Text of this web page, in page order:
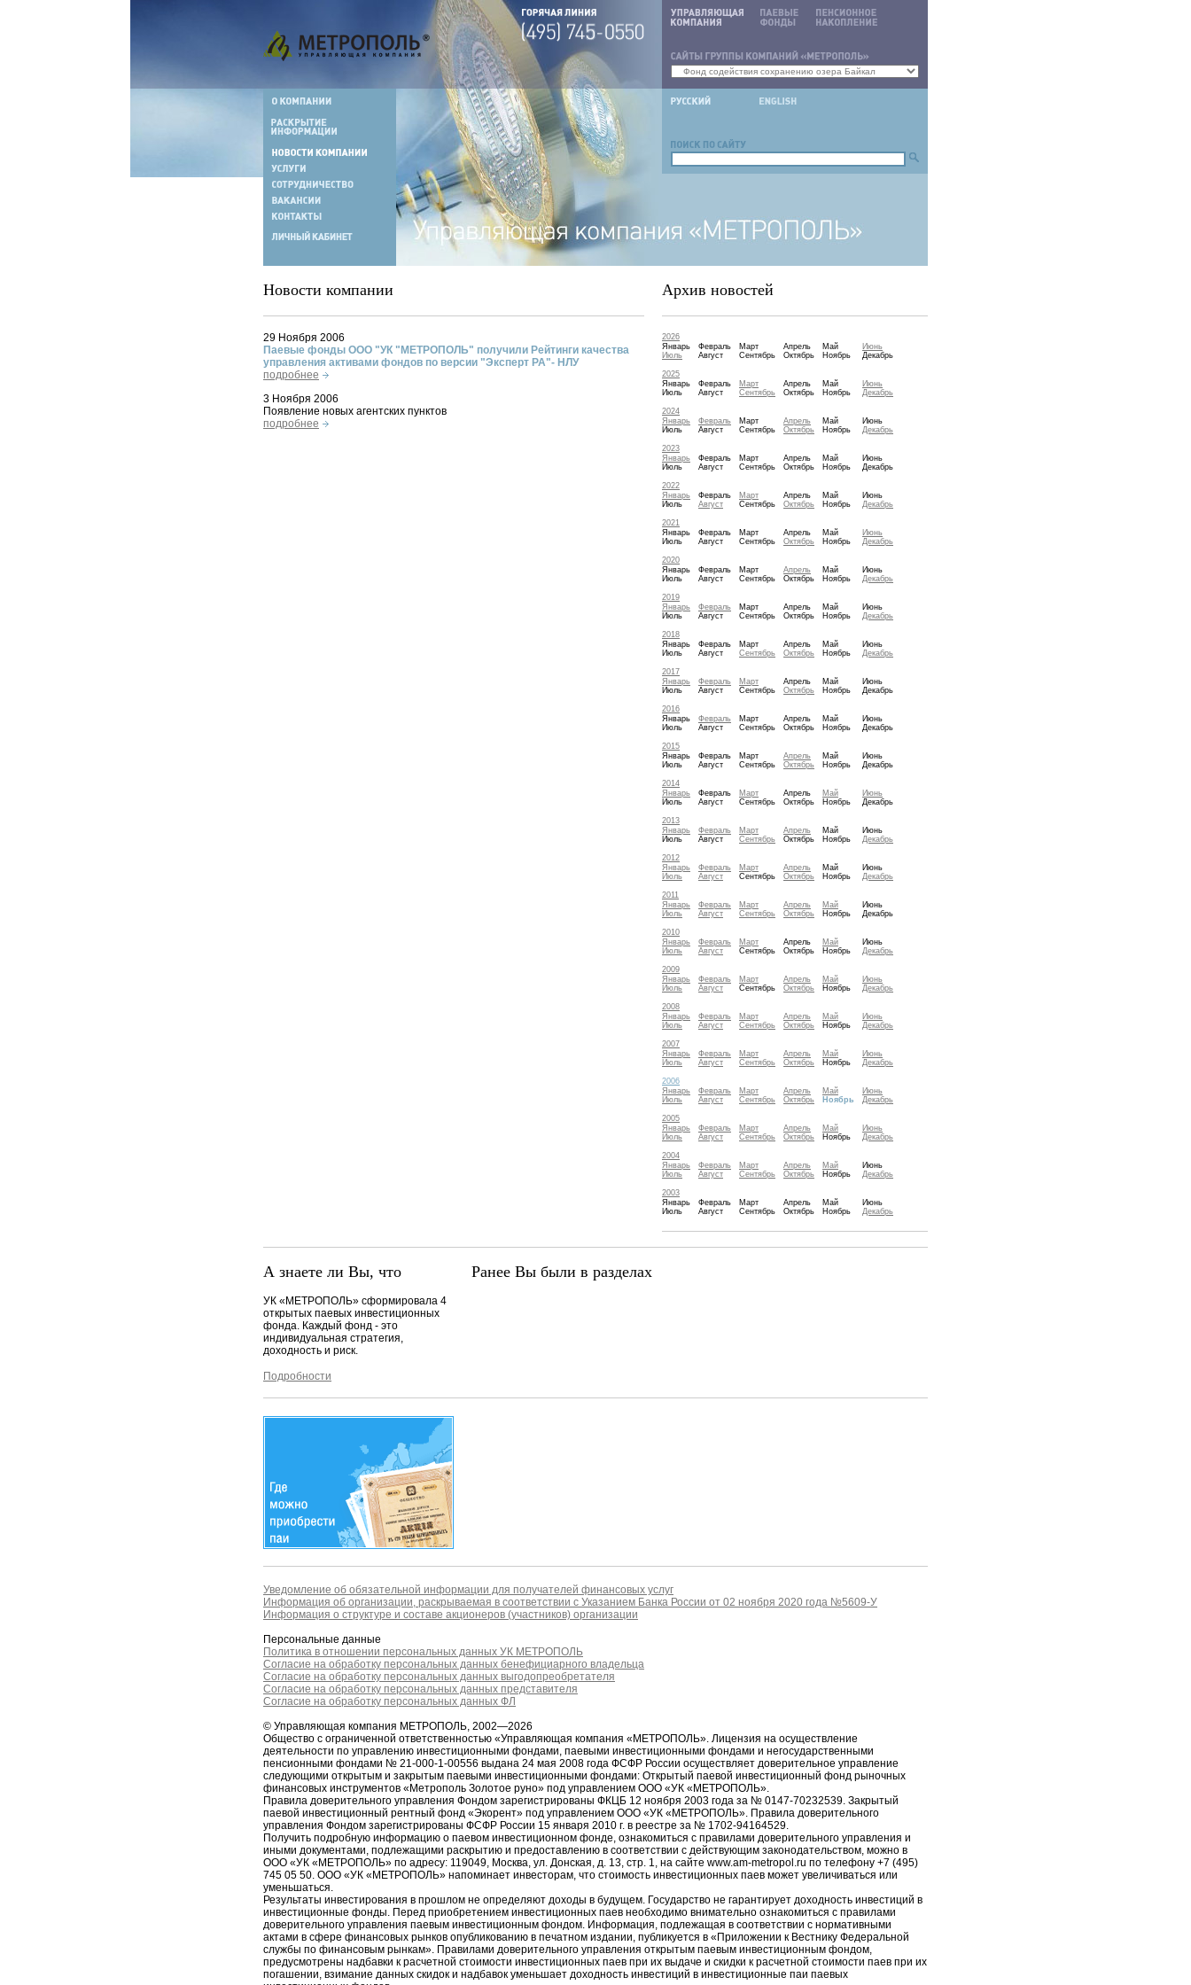
Новости компании
29 Ноября 2006
Паевые фонды ООО "УК "МЕТРОПОЛЬ" получили Рейтинги качества
управления активами фондов по версии "Эксперт РА"- НЛУ
подробнее
3 Ноября 2006
Появление новых агентских пунктов
подробнее
Архив новостей
2026
Январь
Февраль Март Апрель Май
Июнь
Июль
Август Сентябрь Октябрь Ноябрь Декабрь
2025
Январь
Февраль Март Апрель Май
Июнь
Июль
Август Сентябрь Октябрь Ноябрь Декабрь
2024
Январь
Февраль Март Апрель Май
Июнь
Июль
Август Сентябрь Октябрь Ноябрь Декабрь
2023
Январь
Февраль Март Апрель Май
Июнь
Июль
Август Сентябрь Октябрь Ноябрь Декабрь
2022
Январь
Февраль Март Апрель Май
Июнь
Июль
Август Сентябрь Октябрь Ноябрь Декабрь
2021
Январь
Февраль Март Апрель Май
Июнь
Июль
Август Сентябрь Октябрь Ноябрь Декабрь
2020
Январь
Февраль Март Апрель Май
Июнь
Июль
Август Сентябрь Октябрь Ноябрь Декабрь
2019
Январь
Февраль Март Апрель Май
Июнь
Июль
Август Сентябрь Октябрь Ноябрь Декабрь
2018
Январь
Февраль Март Апрель Май
Июнь
Июль
Август Сентябрь Октябрь Ноябрь Декабрь
2017
Январь
Февраль Март Апрель Май
Июнь
Июль
Август Сентябрь Октябрь Ноябрь Декабрь
2016
Январь
Февраль Март Апрель Май
Июнь
Июль
Август Сентябрь Октябрь Ноябрь Декабрь
2015
Январь
Февраль Март Апрель Май
Июнь
Июль
Август Сентябрь Октябрь Ноябрь Декабрь
2014
Январь
Февраль Март Апрель Май
Июнь
Июль
Август Сентябрь Октябрь Ноябрь Декабрь
2013
Январь
Февраль Март Апрель Май
Июнь
Июль
Август Сентябрь Октябрь Ноябрь Декабрь
2012
Январь
Февраль Март Апрель Май
Июнь
Июль
Август Сентябрь Октябрь Ноябрь Декабрь
2011
Январь
Февраль Март Апрель Май
Июнь
Июль
Август Сентябрь Октябрь Ноябрь Декабрь
2010
Январь
Февраль Март Апрель Май
Июнь
Июль
Август Сентябрь Октябрь Ноябрь Декабрь
2009
Январь
Февраль Март Апрель Май
Июнь
Июль
Август Сентябрь Октябрь Ноябрь Декабрь
2008
Январь
Февраль Март Апрель Май
Июнь
Июль
Август Сентябрь Октябрь Ноябрь Декабрь
2007
Январь
Февраль Март Апрель Май
Июнь
Июль
Август Сентябрь Октябрь Ноябрь Декабрь
2006
Январь
Февраль Март Апрель Май
Июнь
Июль
Август Сентябрь Октябрь Ноябрь Декабрь
2005
Январь
Февраль Март Апрель Май
Июнь
Июль
Август Сентябрь Октябрь Ноябрь Декабрь
2004
Январь
Февраль Март Апрель Май
Июнь
Июль
Август Сентябрь Октябрь Ноябрь Декабрь
2003
Январь
Февраль Март Апрель Май
Июнь
Июль
Август Сентябрь Октябрь Ноябрь Декабрь
А знаете ли Вы, что
УК «МЕТРОПОЛЬ» сформировала 4
открытых паевых инвестиционных
фонда. Каждый фонд - это
индивидуальная стратегия,
доходность и риск.
Подробности
Ранее Вы были в разделах
Уведомление об обязательной информации для получателей финансовых услуг
Информация об организации, раскрываемая в соответствии с Указанием Банка России от 02 ноября 2020 года №5609-У
Информация о структуре и составе акционеров (участников) организации
Персональные данные
Политика в отношении персональных данных УК МЕТРОПОЛЬ
Согласие на обработку персональных данных бенефициарного владельца
Согласие на обработку персональных данных выгодопреобретателя
Согласие на обработку персональных данных представителя
Согласие на обработку персональных данных ФЛ
© Управляющая компания МЕТРОПОЛЬ, 2002—2026
Общество с ограниченной ответственностью «Управляющая компания «МЕТРОПОЛЬ». Лицензия на осуществление
деятельности по управлению инвестиционными фондами, паевыми инвестиционными фондами и негосударственными
пенсионными фондами № 21-000-1-00556 выдана 24 мая 2008 года ФСФР России осуществляет доверительное управление
следующими открытым и закрытым паевыми инвестиционными фондами: Открытый паевой инвестиционный фонд рыночных
финансовых инструментов «Метрополь Золотое руно» под управлением ООО «УК «МЕТРОПОЛЬ».
Правила доверительного управления Фондом зарегистрированы ФКЦБ 12 ноября 2003 года за № 0147-70232539. Закрытый
паевой инвестиционный рентный фонд «Экорент» под управлением ООО «УК «МЕТРОПОЛЬ». Правила доверительного
управления Фондом зарегистрированы ФСФР России 15 января 2010 г. в реестре за № 1702-94164529.
Получить подробную информацию о паевом инвестиционном фонде, ознакомиться с правилами доверительного управления и
иными документами, подлежащими раскрытию и предоставлению в соответствии с действующим законодательством, можно в
ООО «УК «МЕТРОПОЛЬ» по адресу: 119049, Москва, ул. Донская, д. 13, стр. 1, на сайте www.am-metropol.ru по телефону +7 (495)
745 05 50. ООО «УК «МЕТРОПОЛЬ» напоминает инвесторам, что стоимость инвестиционных паев может увеличиваться или
уменьшаться.
Результаты инвестирования в прошлом не определяют доходы в будущем. Государство не гарантирует доходность инвестиций в
инвестиционные фонды. Перед приобретением инвестиционных паев необходимо внимательно ознакомиться с правилами
доверительного управления паевым инвестиционным фондом. Информация, подлежащая в соответствии с нормативными
актами в сфере финансовых рынков опубликованию в печатном издании, публикуется в «Приложении к Вестнику Федеральной
службы по финансовым рынкам». Правилами доверительного управления открытым паевым инвестиционным фондом,
предусмотрены надбавки к расчетной стоимости инвестиционных паев при их выдаче и скидки к расчетной стоимости паев при их
погашении, взимание данных скидок и надбавок уменьшает доходность инвестиций в инвестиционные паи паевых